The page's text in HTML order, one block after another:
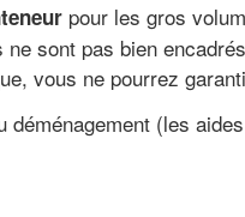
pour les gros
sont pas bien
vous ne pourrez
(les